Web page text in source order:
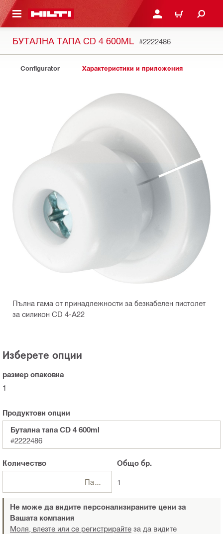
СЪДЪРЖАНИЕ ВЛЕЗ ИЛИ СЕ
КОЛИЧКА
БУТАЛНА ТАПА CD 4 600ML #2222486
Configurator Характеристики и приложения
Пълна гама от принадлежности за безкабелен пистолет
за силикон CD 4-А22
Изберете опции
размер опаковка
1
Продуктови опции
Бутална тапа CD 4 600ml
#2222486
Количество Общо бр.
1
Не може да видите персонализираните цени за
Вашата компания
Моля, влезте или се регистрирайте за да видите